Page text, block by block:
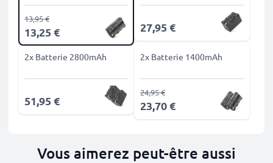
13,25 €
13,95 €
27,95 €
2x Batterie 2800mAh
51,95 €
2x Batterie 1400mAh
23,70 €
24,95 €
Vous aimerez peut-être aussi